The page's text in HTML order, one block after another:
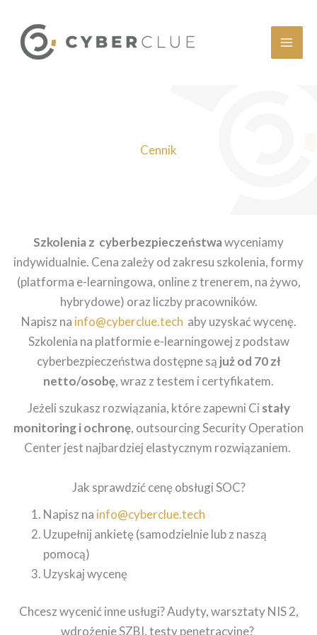
treści
Cennik
Szkolenia z cyberbezpieczeństwawyceniamy
indywidualnie. Cena zależy od zakresu szkolenia, formy
(platforma e-learningowa, online z trenerem, na żywo,
hybrydowe) oraz liczby pracowników.
Napisz na info@cyberclue.tech aby uzyskać wycenę.
Szkolenia na platformie e-learningowej z podstaw
cyberbezpieczeństwa dostępne są już od 70 zł
netto/osobę, wraz z testem i certyfikatem.
Jeżeli szukasz rozwiązania, które zapewni Ci stały
monitoring i ochronę, outsourcing Security Operation
Center jest najbardziej elastycznym rozwiązaniem.
Jak sprawdzić cenę obsługi SOC?
Napisz na info@cyberclue.tech
Uzupełnij ankietę (samodzielnie lub z naszą
pomocą)
Uzyskaj wycenę
Chcesz wycenić inne usługi? Audyty, warsztaty NIS 2,
wdrożenie SZBI, testy penetracyjne?